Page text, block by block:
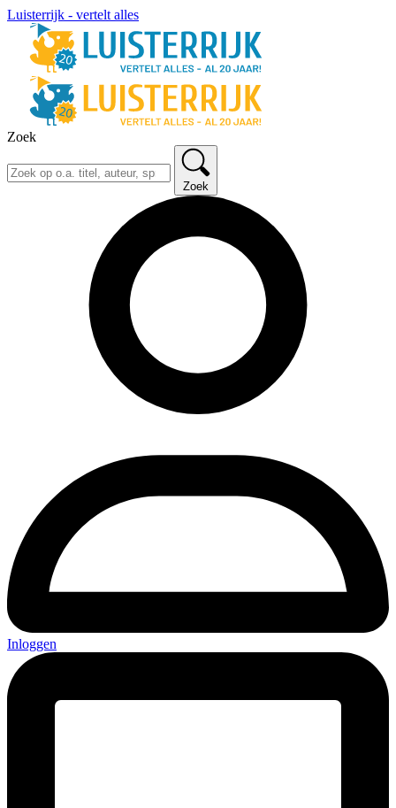
Luisterrijk - vertelt alles
Zoek
Zoek
Inloggen